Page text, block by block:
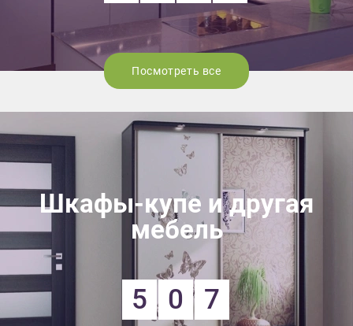
Посмотреть все
Шкафы-купе и другая
мебель
5 0 7